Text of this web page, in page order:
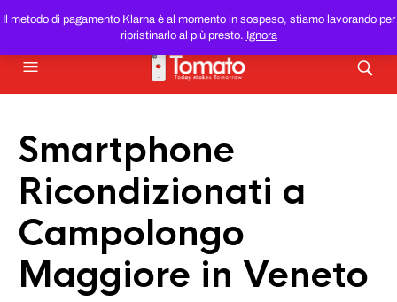
Il metodo di pagamento Klarna è al momento in sospeso, stiamo lavorando per
ripristinarlo al più presto. Ignora
SMARTPHONE E TABLET RICONDIZIONATIAL MIGLIOR
PREZZO DEL WEB!
Smartphone
Ricondizionati a
Campolongo
Maggiore in Veneto